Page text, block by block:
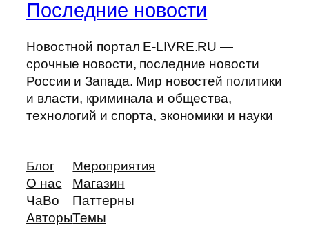
Последние новости
Новостной портал E-LIVRE.RU —
срочные новости, последние новости
России и Запада. Мир новостей политики
и власти, криминала и общества,
технологий и спорта, экономики и науки
Блог
О нас
ЧаВо
Авторы
Мероприятия
Магазин
Паттерны
Темы